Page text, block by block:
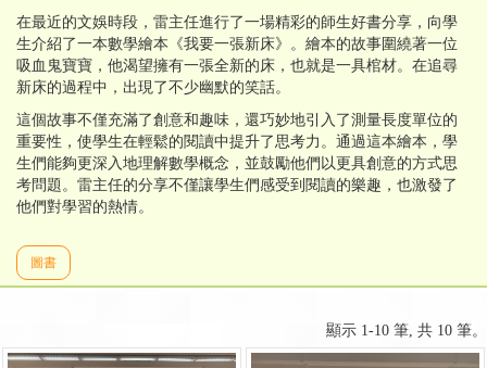
在最近的文娛時段，雷主任進行了一場精彩的師生好書分享，向學
生介紹了一本數學繪本《我要一張新床》。繪本的故事圍繞著一位
吸血鬼寶寶，他渴望擁有一張全新的床，也就是一具棺材。在追尋
新床的過程中，出現了不少幽默的笑話。
這個故事不僅充滿了創意和趣味，還巧妙地引入了測量長度單位的
重要性，使學生在輕鬆的閱讀中提升了思考力。通過這本繪本，學
生們能夠更深入地理解數學概念，並鼓勵他們以更具創意的方式思
考問題。雷主任的分享不僅讓學生們感受到閱讀的樂趣，也激發了
他們對學習的熱情。
圖書
顯示 1-10 筆, 共 10 筆。